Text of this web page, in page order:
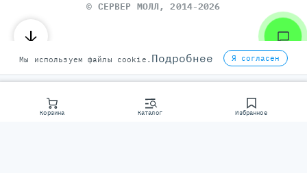
Корзина Каталог Избранное
© СЕРВЕР МОЛЛ, 2014-2026
Мы используем файлы cookie. Подробнее Я согласен